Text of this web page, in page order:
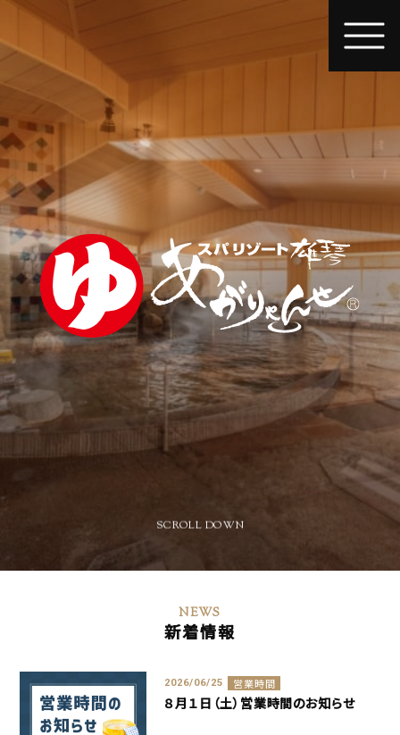
SCROLL DOWN
NEWS
新着情報
2026/06/25 営業時間
８月１日（土）営業時間のお知らせ